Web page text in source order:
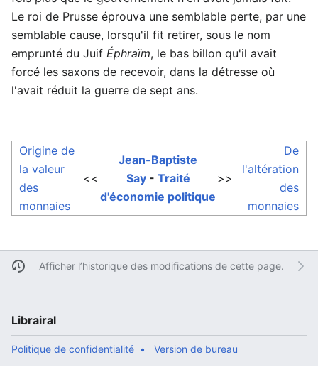
Le roi de Prusse éprouva une semblable perte, par une
semblable cause, lorsqu'il fit retirer, sous le nom
emprunté du Juif Éphraïm, le bas billon qu'il avait
forcé les saxons de recevoir, dans la détresse où
l'avait réduit la guerre de sept ans.
Origine de
la valeur
des
monnaies
<<
Jean-Baptiste
Say- Traité
d'économie politique
>>
De
l'altération
des
monnaies
Afficher l’historique des modifications de cette page.
Librairal
Politique de confidentialité Version de bureau